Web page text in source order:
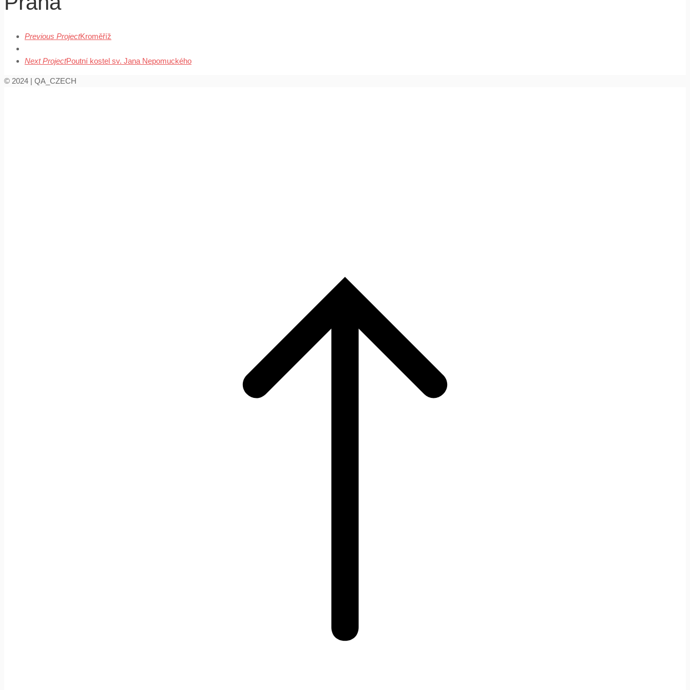
Previous ProjectKroměříž
Next ProjectPoutní kostel sv. Jana Nepomuckého
© 2024 | QA_CZECH